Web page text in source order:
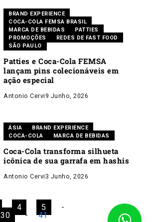
BRAND EXPERIENCE
COCA-COLA FEMSA BRASIL
MARCA DE BEBIDAS
PATTIES
PROMOÇÕES
REDES DE FAST FOOD
SÃO PAULO
Patties e Coca-Cola FEMSA
lançam pins colecionáveis em
ação especial
Antonio Cervi 9 Junho, 2026
ÁSIA
BRAND EXPERIENCE
COCA-COLA
MARCA DE BEBIDAS
Coca-Cola transforma silhueta
icônica de sua garrafa em hashis
Antonio Cervi3 Junho, 2026
4 5
-
30 - 41